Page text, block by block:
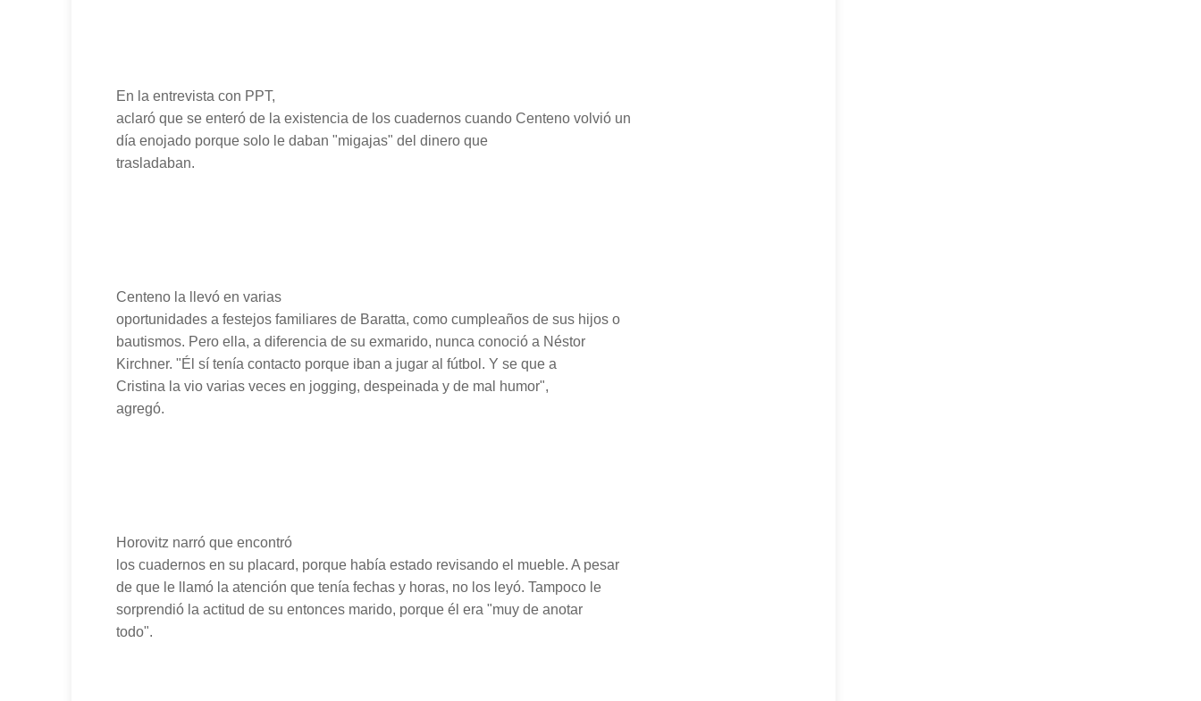
En la entrevista con PPT,
aclaró que se enteró de la existencia de los cuadernos cuando Centeno volvió un
día enojado porque solo le daban "migajas" del dinero que
trasladaban.
Centeno la llevó en varias
oportunidades a festejos familiares de Baratta, como cumpleaños de sus hijos o
bautismos. Pero ella, a diferencia de su exmarido, nunca conoció a Néstor
Kirchner. "Él sí tenía contacto porque iban a jugar al fútbol. Y se que a
Cristina la vio varias veces en jogging, despeinada y de mal humor",
agregó.
Horovitz narró que encontró
los cuadernos en su placard, porque había estado revisando el mueble. A pesar
de que le llamó la atención que tenía fechas y horas, no los leyó. Tampoco le
sorprendió la actitud de su entonces marido, porque él era "muy de anotar
todo".